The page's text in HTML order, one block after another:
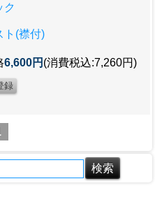
ク
ト(襟付)
6,600円 (消費税込:7,260円)